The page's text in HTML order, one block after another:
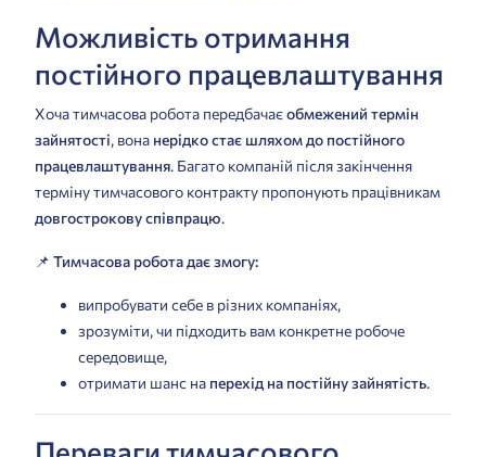
Можливість отримання
постійного працевлаштування
Хоча тимчасова робота передбачаєобмежений термін
зайнятості, вона нерідко стає шляхом до постійного
працевлаштування. Багато компаній після закінчення
терміну тимчасового контракту пропонують працівникам
довгострокову співпрацю.
📌 Тимчасова робота дає змогу:
випробувати себе в різних компаніях,
зрозуміти, чи підходить вам конкретне робоче
середовище,
отримати шанс на перехід на постійну зайнятість.